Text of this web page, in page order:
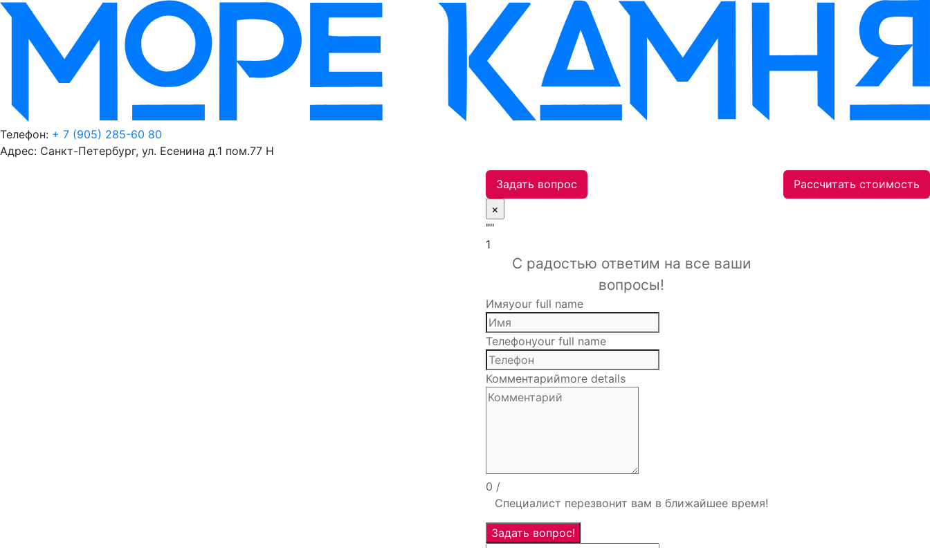
Телефон: + 7 (905) 285-60 80
Адрес: Санкт-Петербург, ул. Есенина д.1 пом.77 Н
Задать вопрос
×
""
1
С радостью ответим на все ваши
вопросы!
Имяyour full name
Телефонyour full name
Комментарийmore details
0 /
Специалист перезвонит вам в ближайшее время!
Задать вопрос!
Рассчитать стоимость